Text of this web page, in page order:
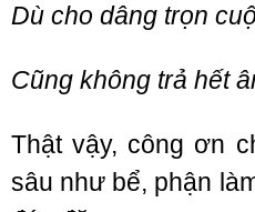
Dù cho dâng trọn
Cũng không trả hết
Thật vậy, công ơn
sâu như bể, phận